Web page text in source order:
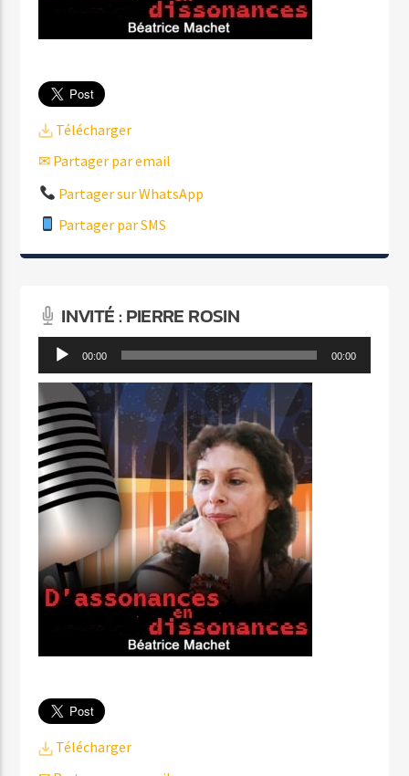
Télécharger
✉ Partager par email
Partager sur WhatsApp
Partager par SMS
INVITÉ : PIERRE ROSIN
Lecteur
audio
00:00 00:00
Télécharger